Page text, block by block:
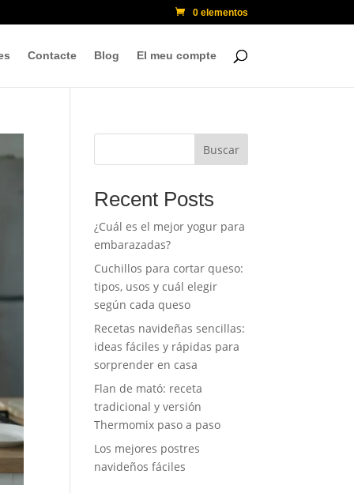
0 elementos
Contacte Blog El meu compte
Buscar
Recent Posts
¿Cuál es el mejor yogur para
embarazadas?
Cuchillos para cortar queso:
tipos, usos y cuál elegir
según cada queso
Recetas navideñas sencillas:
ideas fáciles y rápidas para
sorprender en casa
Flan de mató: receta
tradicional y versión
Thermomix paso a paso
Los mejores postres
navideños fáciles